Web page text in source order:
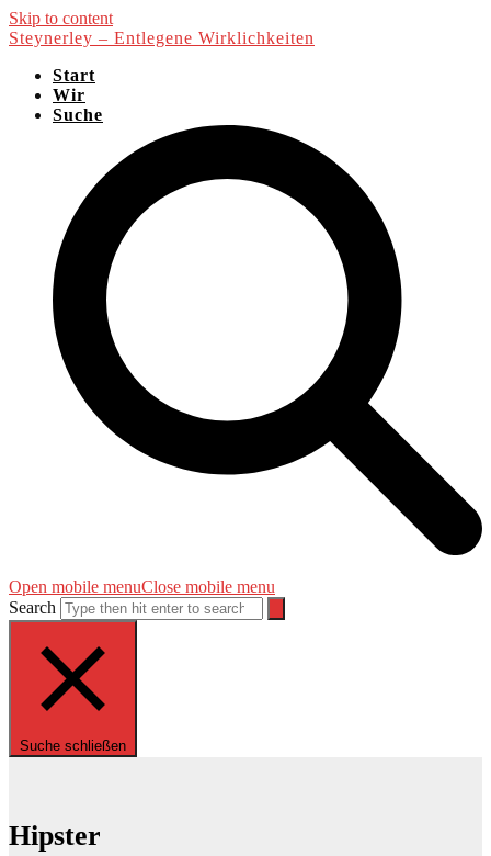
Skip to content
Steynerley – Entlegene Wirklichkeiten
Start
Wir
Suche
Open mobile menuClose mobile menu
Search
Suche schließen
Hipster